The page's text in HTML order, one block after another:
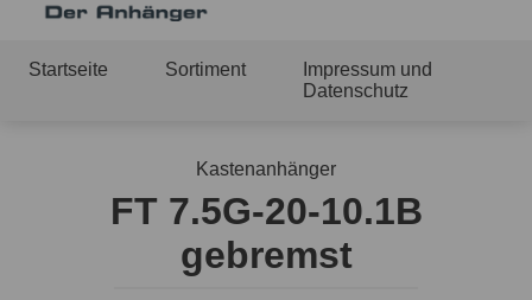
Startseite Sortiment
Impressum und
Datenschutz
Kastenanhänger
FT 7.5G-20-10.1B
gebremst